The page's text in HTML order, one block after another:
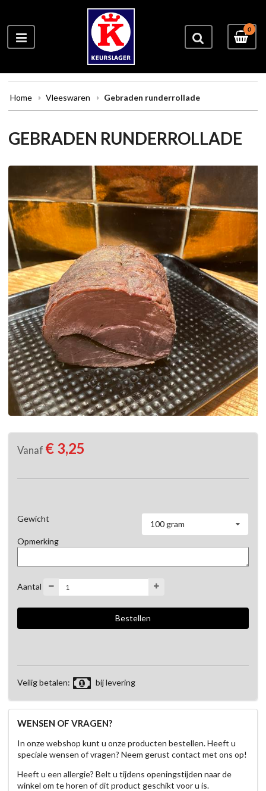
0
Home Vleeswaren Gebraden runderrollade
GEBRADEN RUNDERROLLADE
Vanaf € 3,25
Gewicht
100 gram
Opmerking
Aantal
Veilig betalen: bij levering
WENSEN OF VRAGEN?
In onze webshop kunt u onze producten bestellen. Heeft u
speciale wensen of vragen? Neem gerust contact met ons op!
Heeft u een allergie? Belt u tijdens openingstijden naar de
winkel om te horen of dit product geschikt voor u is.